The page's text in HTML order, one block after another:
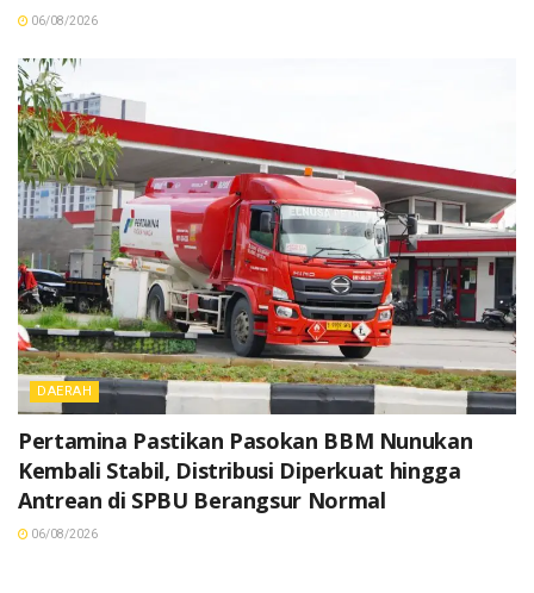
06/08/2026
DAERAH
Pertamina Pastikan Pasokan BBM Nunukan
Kembali Stabil, Distribusi Diperkuat hingga
Antrean di SPBU Berangsur Normal
06/08/2026